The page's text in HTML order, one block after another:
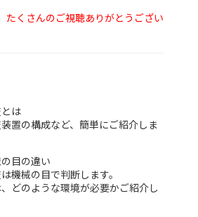
たくさんのご視聴ありがとうござい
は
置の構成など、簡単にご紹介しま
目の違い
機械の目で判断します。
どのような環境が必要かご紹介し